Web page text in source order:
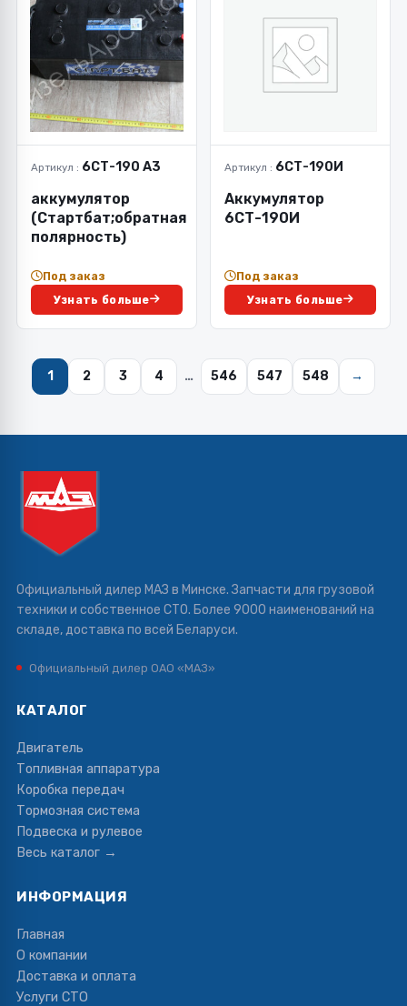
Артикул : 6СТ-190 А3
аккумулятор
(Стартбат;обратная
полярность)
Под заказ
Узнать больше
Артикул : 6СТ-190И
Аккумулятор
6СТ-190И
Под заказ
Узнать больше
1 2 3 4 … 546 547 548 →
Официальный дилер МАЗ в Минске. Запчасти для грузовой
техники и собственное СТО. Более 9000 наименований на
складе, доставка по всей Беларуси.
Официальный дилер ОАО «МАЗ»
КАТАЛОГ
Двигатель
Топливная аппаратура
Коробка передач
Тормозная система
Подвеска и рулевое
Весь каталог →
ИНФОРМАЦИЯ
Главная
О компании
Доставка и оплата
Услуги СТО